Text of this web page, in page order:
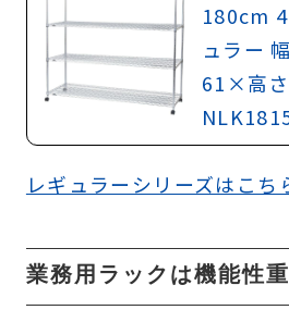
180cm
ュラー
61×高
レギュラーシリーズはこ
業務用ラックは機能性